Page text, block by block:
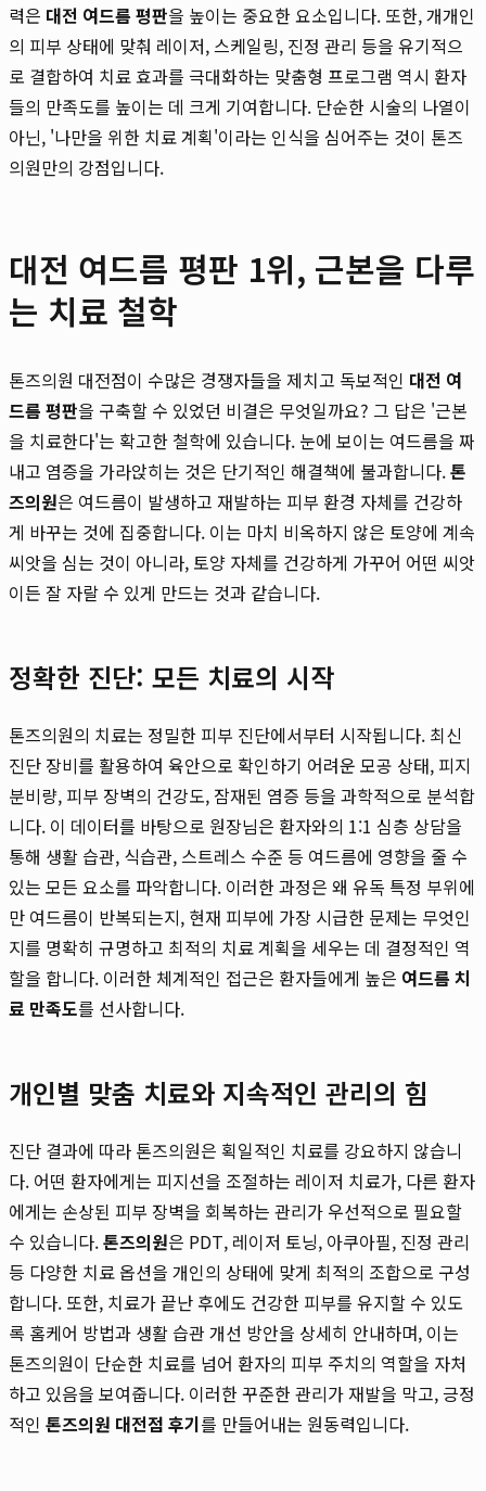
력은 대전 여드름 평판을 높이는 중요한 요소입니다. 또한, 개개인
의 피부 상태에 맞춰 레이저, 스케일링, 진정 관리 등을 유기적으
로 결합하여 치료 효과를 극대화하는 맞춤형 프로그램 역시 환자
들의 만족도를 높이는 데 크게 기여합니다. 단순한 시술의 나열이
아닌, '나만을 위한 치료 계획'이라는 인식을 심어주는 것이 톤즈
의원만의 강점입니다.
대전 여드름 평판 1위, 근본을 다루
는 치료 철학
톤즈의원 대전점이 수많은 경쟁자들을 제치고 독보적인 대전 여
드름 평판을 구축할 수 있었던 비결은 무엇일까요? 그 답은 '근본
을 치료한다'는 확고한 철학에 있습니다. 눈에 보이는 여드름을 짜
내고 염증을 가라앉히는 것은 단기적인 해결책에 불과합니다.톤
즈의원은 여드름이 발생하고 재발하는 피부 환경 자체를 건강하
게 바꾸는 것에 집중합니다. 이는 마치 비옥하지 않은 토양에 계속
씨앗을 심는 것이 아니라, 토양 자체를 건강하게 가꾸어 어떤 씨앗
이든 잘 자랄 수 있게 만드는 것과 같습니다.
정확한 진단: 모든 치료의 시작
톤즈의원의 치료는 정밀한 피부 진단에서부터 시작됩니다. 최신
진단 장비를 활용하여 육안으로 확인하기 어려운 모공 상태, 피지
분비량, 피부 장벽의 건강도, 잠재된 염증 등을 과학적으로 분석합
니다. 이 데이터를 바탕으로 원장님은 환자와의 1:1 심층 상담을
통해 생활 습관, 식습관, 스트레스 수준 등 여드름에 영향을 줄 수
있는 모든 요소를 파악합니다. 이러한 과정은 왜 유독 특정 부위에
만 여드름이 반복되는지, 현재 피부에 가장 시급한 문제는 무엇인
지를 명확히 규명하고 최적의 치료 계획을 세우는 데 결정적인 역
할을 합니다. 이러한 체계적인 접근은 환자들에게 높은 여드름 치
료 만족도를 선사합니다.
개인별 맞춤 치료와 지속적인 관리의 힘
진단 결과에 따라 톤즈의원은 획일적인 치료를 강요하지 않습니
다. 어떤 환자에게는 피지선을 조절하는 레이저 치료가, 다른 환자
에게는 손상된 피부 장벽을 회복하는 관리가 우선적으로 필요할
수 있습니다.톤즈의원은 PDT, 레이저 토닝, 아쿠아필, 진정 관리
등 다양한 치료 옵션을 개인의 상태에 맞게 최적의 조합으로 구성
합니다. 또한, 치료가 끝난 후에도 건강한 피부를 유지할 수 있도
록 홈케어 방법과 생활 습관 개선 방안을 상세히 안내하며, 이는
톤즈의원이 단순한 치료를 넘어 환자의 피부 주치의 역할을 자처
하고 있음을 보여줍니다. 이러한 꾸준한 관리가 재발을 막고, 긍정
적인 톤즈의원 대전점 후기를 만들어내는 원동력입니다.